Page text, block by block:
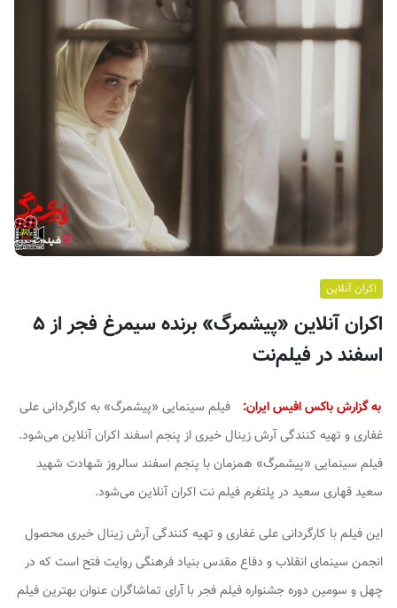
ف
ی
ا
ن
اکران آنلاین
اکران آنلاین «پیشمرگ» برنده سیمرغ فجر از ۵
اسفند در فیلم‌نت
به گزارش باکس افیس ایران:
فیلم سینمایی «پیشمرگ» به کارگردانی علی
غفاری و تهیه کنندگی آرش زینال خیری از پنجم اسفند اکران آنلاین می‌شود.
فیلم سینمایی «پیشمرگ» همزمان با پنجم اسفند سالروز شهادت شهید
سعید قهاری سعید در پلتفرم فیلم نت اکران آنلاین می‌شود.
این فیلم با کارگردانی علی غفاری و تهیه کنندگی آرش زینال خیری محصول
انجمن سینمای انقلاب و دفاع مقدس بنیاد فرهنگی روایت فتح است که در
چهل و سومین دوره جشنواره فیلم فجر با آرای تماشاگران عنوان بهترین فیلم